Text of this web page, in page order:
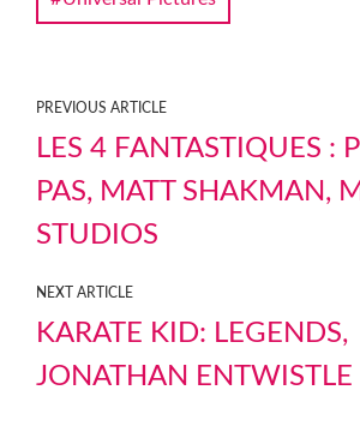
PREVIOUS ARTICLE
LES 4 FANTASTIQUES :
PAS, MATT SHAKMAN,
STUDIOS
NEXT ARTICLE
KARATE KID: LEGENDS,
JONATHAN ENTWISTLE